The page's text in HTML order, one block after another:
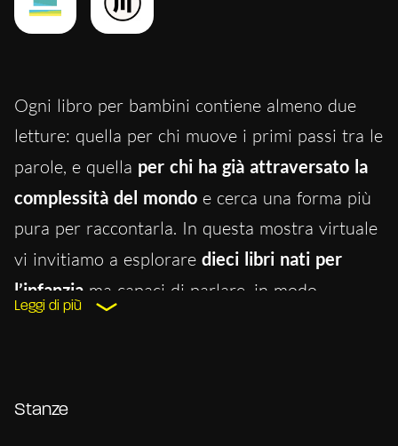
Ogni libro per bambini contiene almeno due
letture: quella per chi muove i primi passi tra le
parole, e quella per chi ha già attraversato la
complessità del mondo e cerca una forma più
pura per raccontarla. In questa mostra virtuale
vi invitiamo a esplorare dieci libri nati per
l’infanzia ma capaci di parlare, in modo
essenziale e profondo, anche agli adulti.
Leggi di più
Stanze